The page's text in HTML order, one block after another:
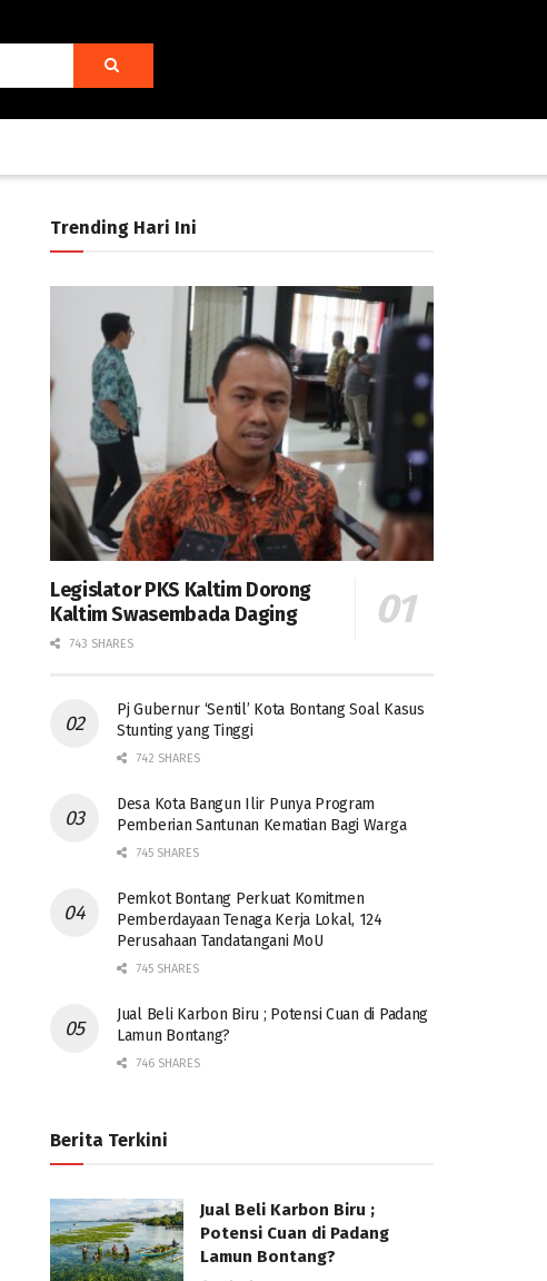
Trending Hari Ini
Legislator PKS Kaltim Dorong
Kaltim Swasembada Daging
743 SHARES
Pj Gubernur ‘Sentil’ Kota Bontang Soal Kasus
Stunting yang Tinggi
742 SHARES
Desa Kota Bangun Ilir Punya Program
Pemberian Santunan Kematian Bagi Warga
745 SHARES
Pemkot Bontang Perkuat Komitmen
Pemberdayaan Tenaga Kerja Lokal, 124
Perusahaan Tandatangani MoU
745 SHARES
Jual Beli Karbon Biru ; Potensi Cuan di Padang
Lamun Bontang?
746 SHARES
Berita Terkini
Jual Beli Karbon Biru ;
Potensi Cuan di Padang
Lamun Bontang?